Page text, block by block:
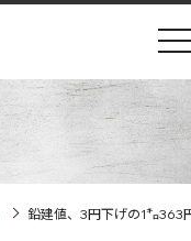
鉛建値、3円下げの1㌔363